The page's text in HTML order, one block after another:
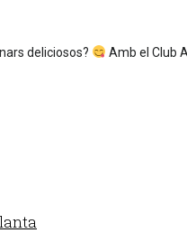
deliciosos? Amb el Club